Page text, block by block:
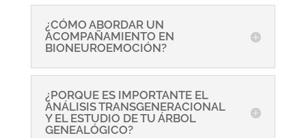
¿CÓMO ABORDAR UN
ACOMPAÑAMIENTO EN
BIONEUROEMOCIÓN?
¿PORQUE ES IMPORTANTE EL
ANÁLISIS TRANSGENERACIONAL
Y EL ESTUDIO DE TU ÁRBOL
GENEALÓGICO?